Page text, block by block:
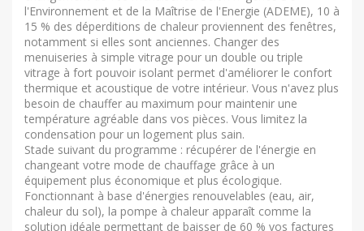
l'Environnement et de la Maîtrise de l'Energie (ADEME), 10 à
15 % des déperditions de chaleur proviennent des fenêtres,
notamment si elles sont anciennes. Changer des
menuiseries à simple vitrage pour un double ou triple
vitrage à fort pouvoir isolant permet d'améliorer le confort
thermique et acoustique de votre intérieur. Vous n'avez plus
besoin de chauffer au maximum pour maintenir une
température agréable dans vos pièces. Vous limitez la
condensation pour un logement plus sain.
Stade suivant du programme : récupérer de l'énergie en
changeant votre mode de chauffage grâce à un
équipement plus économique et plus écologique.
Fonctionnant à base d'énergies renouvelables (eau, air,
chaleur du sol), la pompe à chaleur apparaît comme la
solution idéale permettant de baisser de 60 % vos factures